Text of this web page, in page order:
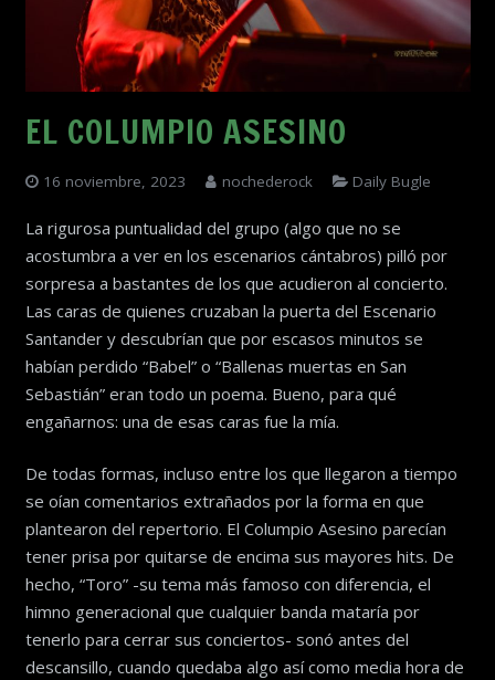
Acerca de
EL COLUMPIO ASESINO
16 noviembre, 2023 nochederock Daily Bugle
La rigurosa puntualidad del grupo (algo que no se
acostumbra a ver en los escenarios cántabros) pilló por
sorpresa a bastantes de los que acudieron al concierto.
Las caras de quienes cruzaban la puerta del Escenario
Santander y descubrían que por escasos minutos se
habían perdido “Babel” o “Ballenas muertas en San
Sebastián” eran todo un poema. Bueno, para qué
engañarnos: una de esas caras fue la mía.
De todas formas, incluso entre los que llegaron a tiempo
se oían comentarios extrañados por la forma en que
plantearon del repertorio. El Columpio Asesino parecían
tener prisa por quitarse de encima sus mayores hits. De
hecho, “Toro” -su tema más famoso con diferencia, el
himno generacional que cualquier banda mataría por
tenerlo para cerrar sus conciertos- sonó antes del
descansillo, cuando quedaba algo así como media hora de